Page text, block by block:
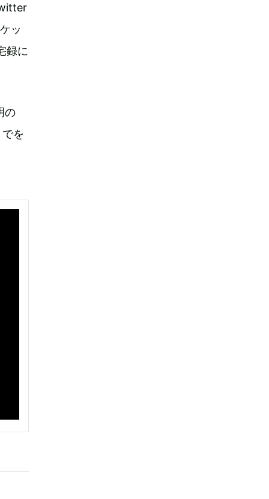
ッ
録に
の
を